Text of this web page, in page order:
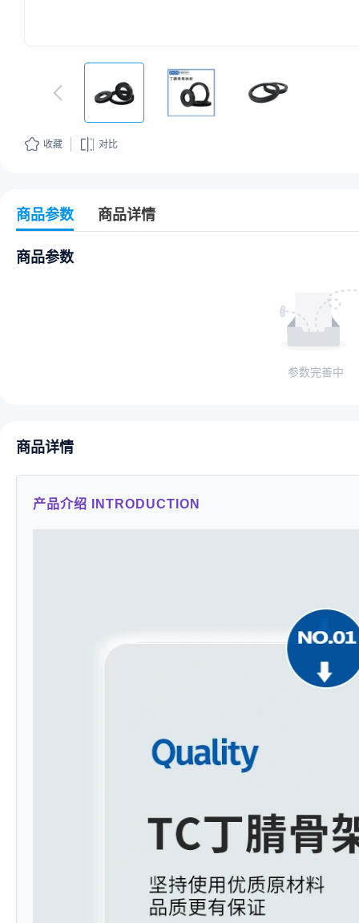
收藏 对比
商品参数 商品详情
商品参数
参数完善中
商品详情
产品介绍 INTRODUCTION